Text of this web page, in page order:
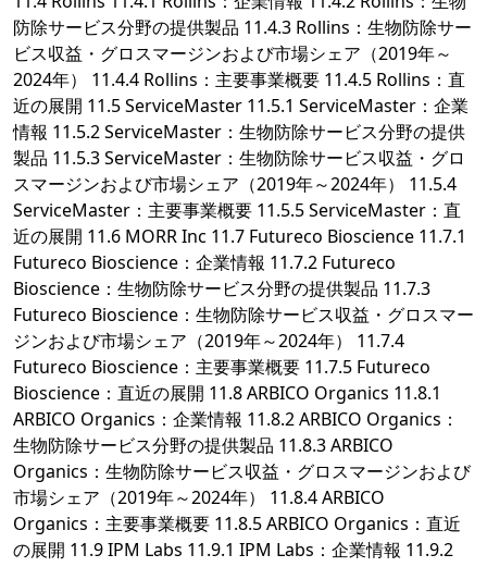
防除サービス分野の提供製品 11.4.3 Rollins：生物防除サー
ビス収益・グロスマージンおよび市場シェア（2019年～
2024年） 11.4.4 Rollins：主要事業概要 11.4.5 Rollins：直
近の展開 11.5 ServiceMaster 11.5.1 ServiceMaster：企業
情報 11.5.2 ServiceMaster：生物防除サービス分野の提供
製品 11.5.3 ServiceMaster：生物防除サービス収益・グロ
スマージンおよび市場シェア（2019年～2024年） 11.5.4
ServiceMaster：主要事業概要 11.5.5 ServiceMaster：直
近の展開 11.6 MORR Inc 11.7 Futureco Bioscience 11.7.1
Futureco Bioscience：企業情報 11.7.2 Futureco
Bioscience：生物防除サービス分野の提供製品 11.7.3
Futureco Bioscience：生物防除サービス収益・グロスマー
ジンおよび市場シェア（2019年～2024年） 11.7.4
Futureco Bioscience：主要事業概要 11.7.5 Futureco
Bioscience：直近の展開 11.8 ARBICO Organics 11.8.1
ARBICO Organics：企業情報 11.8.2 ARBICO Organics：
生物防除サービス分野の提供製品 11.8.3 ARBICO
Organics：生物防除サービス収益・グロスマージンおよび
市場シェア（2019年～2024年） 11.8.4 ARBICO
Organics：主要事業概要 11.8.5 ARBICO Organics：直近
の展開 11.9 IPM Labs 11.9.1 IPM Labs：企業情報 11.9.2